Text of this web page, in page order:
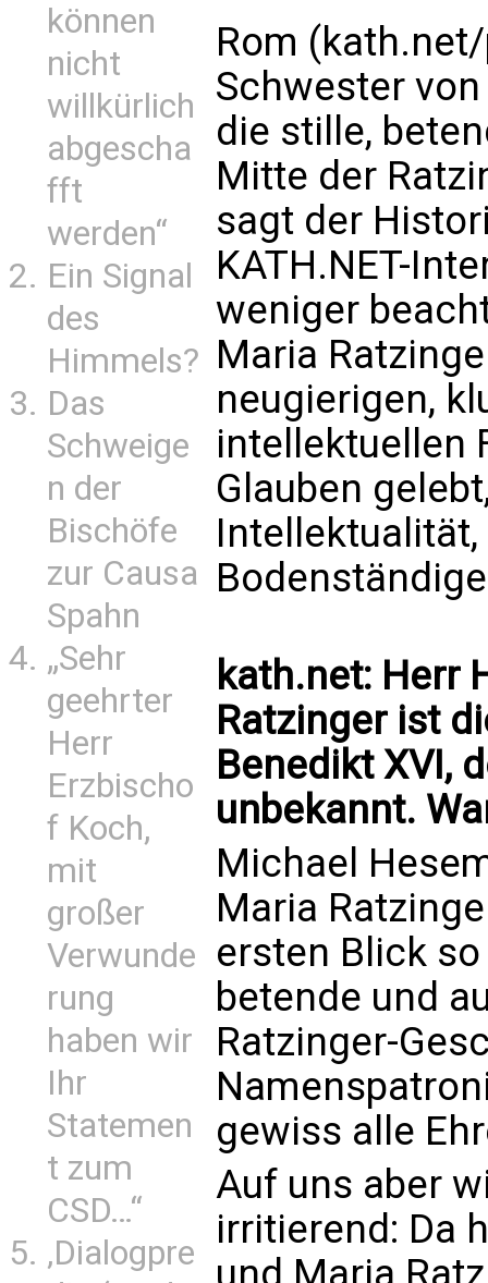
können
nicht
willkürlich
abgescha
fft
werden“
Ein Signal
des
Himmels?
Das
Schweige
n der
Bischöfe
zur Causa
Spahn
„Sehr
geehrter
Herr
Erzbischo
f Koch,
mit
großer
Verwunde
rung
haben wir
Ihr
Statemen
t zum
CSD…“
‚Dialogpre
Rom
Schwester
die stille,
Mitte der
sagt der
KATH.NET-
weniger
Maria
neugierigen,
intellektuellen
Glauben
kath.net: Herr
Ratzinger ist
Benedikt XVI,
unbekannt.
Michael
Maria
ersten Blick
betende und
Ratzinger-
gewiss alle
Auf uns aber
irritierend: Da